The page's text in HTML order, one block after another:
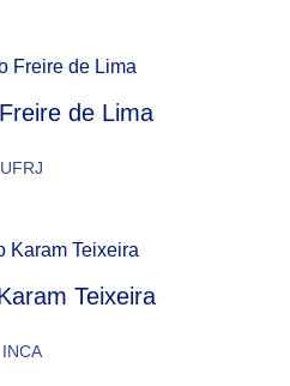
de Lima
UFRJ
Teixeira
INCA